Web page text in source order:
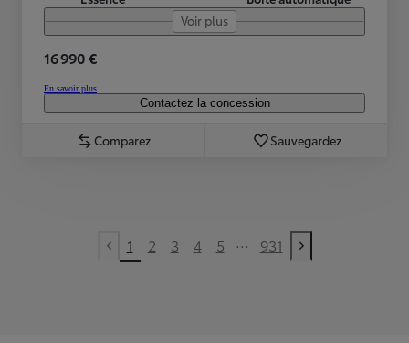
Voir plus
16 990 €
En savoir plus
Contactez la concession
Comparez Sauvegardez
Previous page
1 2 3 4 5 ... 931
Next page